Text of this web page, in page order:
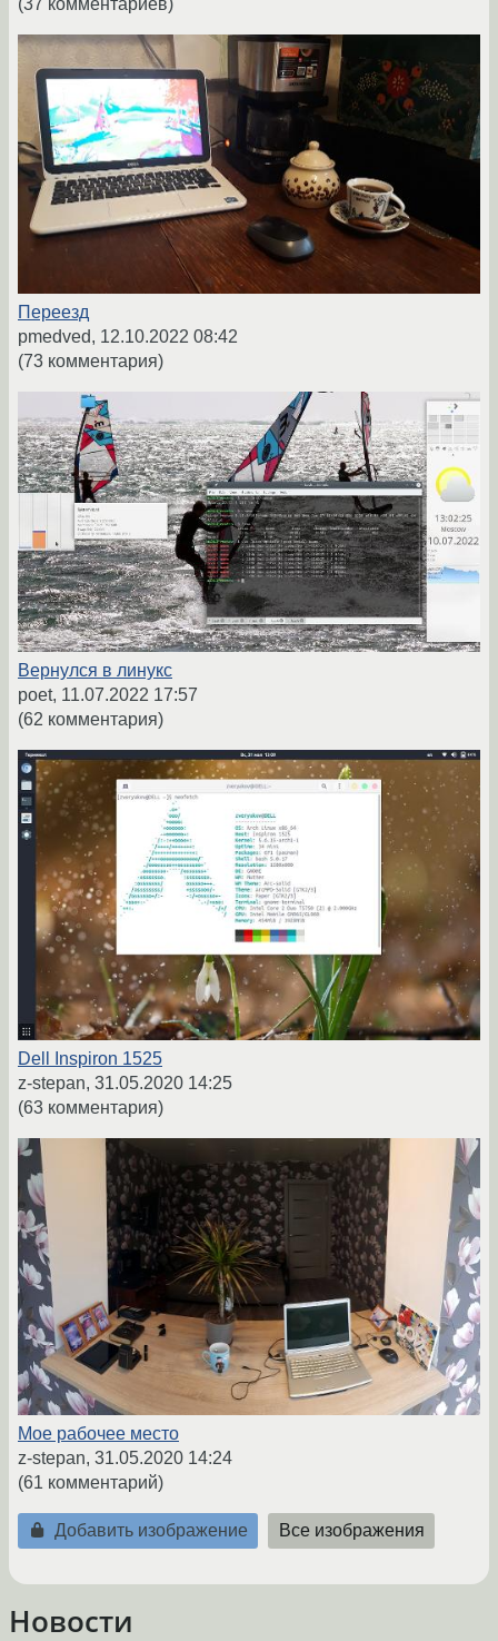
Переезд
pmedved, 12.10.2022 08:42
(73 комментария)
Вернулся в линукс
poet, 11.07.2022 17:57
(62 комментария)
Dell Inspiron 1525
z-stepan, 31.05.2020 14:25
(63 комментария)
Мое рабочее место
z-stepan, 31.05.2020 14:24
(61 комментарий)
Добавить изображение Все изображения
Новости